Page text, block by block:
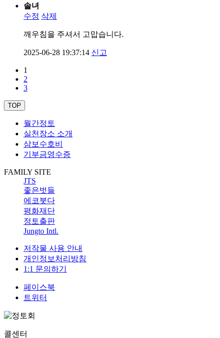
솔녀
수정 삭제
깨우침을 주셔서 고맙습니다.
2025-06-28 19:37:14 신고
1
2
3
TOP
월간정토
실천장소 소개
삼보수호비
기부금영수증
FAMILY SITE
JTS
좋은벗들
에코붓다
평화재단
정토출판
Jungto Intl.
저작물 사용 안내
개인정보처리방침
1:1 문의하기
페이스북
트위터
콜센터